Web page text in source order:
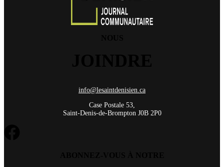
info@lesaintdenisien.ca
Case Postale 53,
Saint-Denis-de-Brompton J0B 2P0